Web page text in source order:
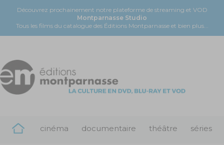
Découvrez prochainement notre plateforme de streaming et VOD
Montparnasse Studio
Tous les films du catalogue des Éditions Montparnasse et bien plus...
cinéma documentaire théâtre séries